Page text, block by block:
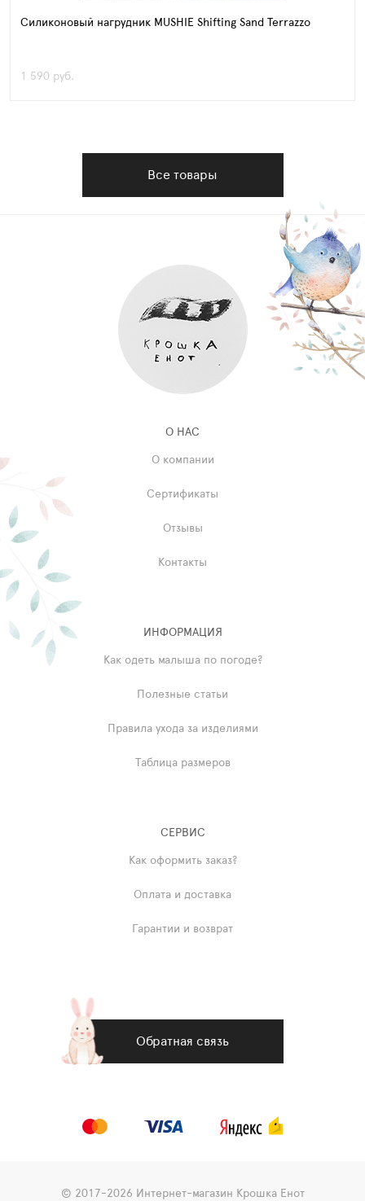
Силиконовый нагрудник MUSHIE Shifting Sand Terrazzo
1 590 руб.
Все товары
О НАС
О компании
Сертификаты
Отзывы
Контакты
ИНФОРМАЦИЯ
Как одеть малыша по погоде?
Полезные статьи
Правила ухода за изделиями
Таблица размеров
СЕРВИС
Как оформить заказ?
Оплата и доставка
Гарантии и возврат
Обратная связь
© 2017-2026 Интернет-магазин Крошка Енот